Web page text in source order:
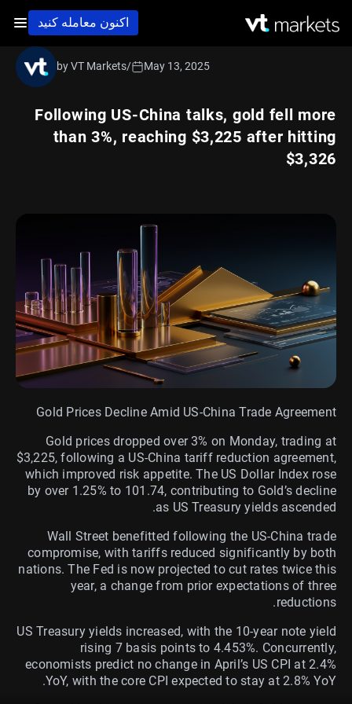
اکنون معامله کنید
Following US-China talks, gold fell more
than 3%, reaching $3,225 after hitting
$3,326
by VT Markets/ May 13, 2025
Gold Prices Decline Amid US-China Trade Agreement
Gold prices dropped over 3% on Monday, trading at
$3,225, following a US-China tariff reduction agreement,
which improved risk appetite. The US Dollar Index rose
by over 1.25% to 101.74, contributing to Gold’s decline
as US Treasury yields ascended.
Wall Street benefitted following the US-China trade
compromise, with tariffs reduced significantly by both
nations. The Fed is now projected to cut rates twice this
year, a change from prior expectations of three
reductions.
US Treasury yields increased, with the 10-year note yield
rising 7 basis points to 4.453%. Concurrently,
economists predict no change in April’s US CPI at 2.4%
YoY, with the core CPI expected to stay at 2.8% YoY.